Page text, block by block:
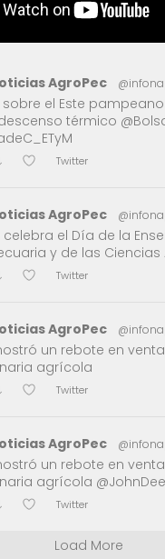
AgroPec
sobre el Este
térmico
Twitter
AgroPec
celebra el Día de la
y de las Ciencias
Twitter
AgroPec
un rebote en
agrícola
Twitter
AgroPec
un rebote en
agrícola
Twitter
Load More